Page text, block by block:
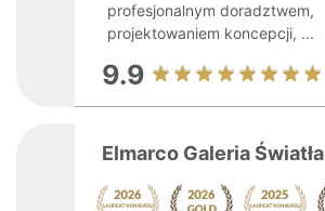
profesjonalnym doradztwem,
projektowaniem koncepcji, ...
9.9
Elmarco Galeria Światła